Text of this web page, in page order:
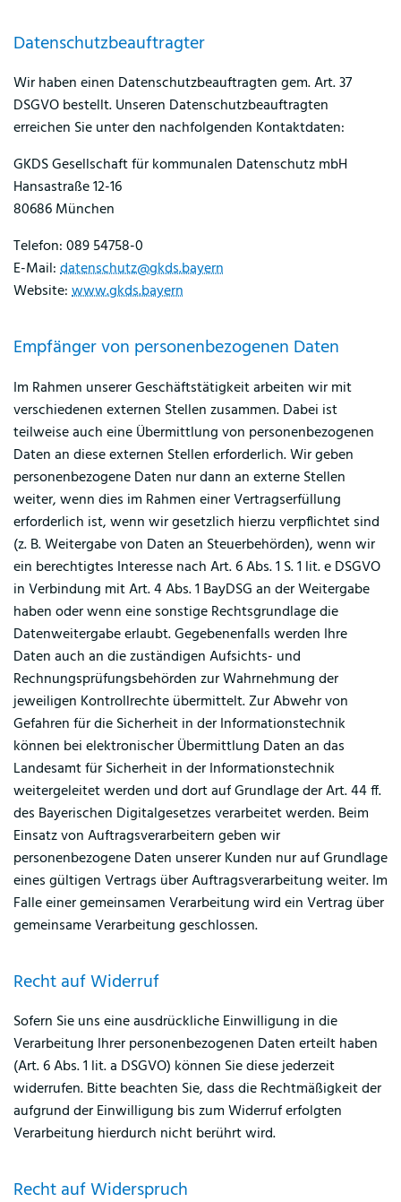
Datenschutz­beauftragter
Wir haben einen Datenschutzbeauftragten gem. Art. 37
DSGVO bestellt. Unseren Datenschutzbeauftragten
erreichen Sie unter den nachfolgenden Kontaktdaten:
GKDS Gesellschaft für kommunalen Datenschutz mbH
Hansastraße 12-16
80686 München
Telefon: 089 54758-0
E-Mail:datenschutz@gkds.bayern
Website:www.gkds.bayern
Empfänger von personenbezogenen Daten
Im Rahmen unserer Geschäftstätigkeit arbeiten wir mit
verschiedenen externen Stellen zusammen. Dabei ist
teilweise auch eine Übermittlung von personenbezogenen
Daten an diese externen Stellen erforderlich. Wir geben
personenbezogene Daten nur dann an externe Stellen
weiter, wenn dies im Rahmen einer Vertragserfüllung
erforderlich ist, wenn wir gesetzlich hierzu verpflichtet sind
(z. B. Weitergabe von Daten an Steuerbehörden), wenn wir
ein berechtigtes Interesse nach Art. 6 Abs. 1 S. 1 lit. e DSGVO
in Verbindung mit Art. 4 Abs. 1 BayDSG an der Weitergabe
haben oder wenn eine sonstige Rechtsgrundlage die
Datenweitergabe erlaubt. Gegebenenfalls werden Ihre
Daten auch an die zuständigen Aufsichts- und
Rechnungsprüfungsbehörden zur Wahrnehmung der
jeweiligen Kontrollrechte übermittelt. Zur Abwehr von
Gefahren für die Sicherheit in der Informationstechnik
können bei elektronischer Übermittlung Daten an das
Landesamt für Sicherheit in der Informationstechnik
weitergeleitet werden und dort auf Grundlage der Art. 44 ff.
des Bayerischen Digitalgesetzes verarbeitet werden. Beim
Einsatz von Auftragsverarbeitern geben wir
personenbezogene Daten unserer Kunden nur auf Grundlage
eines gültigen Vertrags über Auftragsverarbeitung weiter. Im
Falle einer gemeinsamen Verarbeitung wird ein Vertrag über
gemeinsame Verarbeitung geschlossen.
Recht auf Widerruf
Sofern Sie uns eine ausdrückliche Einwilligung in die
Verarbeitung Ihrer personenbezogenen Daten erteilt haben
(Art. 6 Abs. 1 lit. a DSGVO) können Sie diese jederzeit
widerrufen. Bitte beachten Sie, dass die Rechtmäßigkeit der
aufgrund der Einwilligung bis zum Widerruf erfolgten
Verarbeitung hierdurch nicht berührt wird.
Recht auf Widerspruch